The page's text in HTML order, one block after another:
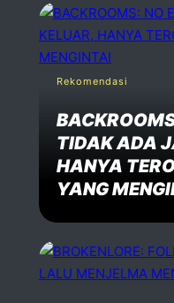
Rekomendasi
TIDAK ADA
HANYA
YANG